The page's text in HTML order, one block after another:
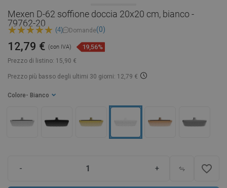
Mexen D-62 soffione doccia 20x20 cm, bianco -
79762-20
(4) Domande(0)
Prezzo di listino: 15,90 €
12,79 € (con IVA) 19,56%
Prezzo più basso degli ultimi 30 giorni: 12,79 €
Colore - Bianco
- + favorite_border